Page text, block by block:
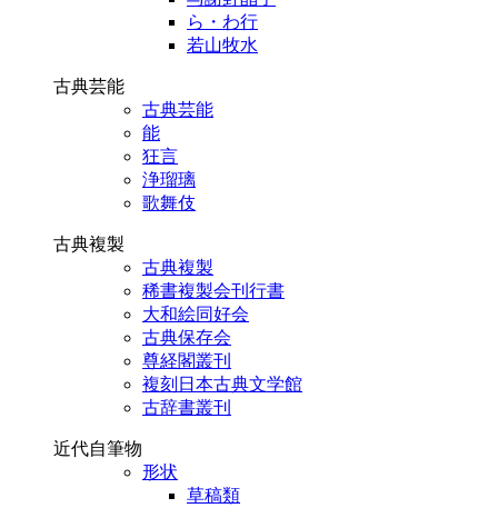
ら・わ行
若山牧水
古典芸能
古典芸能
能
狂言
浄瑠璃
歌舞伎
古典複製
古典複製
稀書複製会刊行書
大和絵同好会
古典保存会
尊経閣叢刊
複刻日本古典文学館
古辞書叢刊
近代自筆物
形状
草稿類